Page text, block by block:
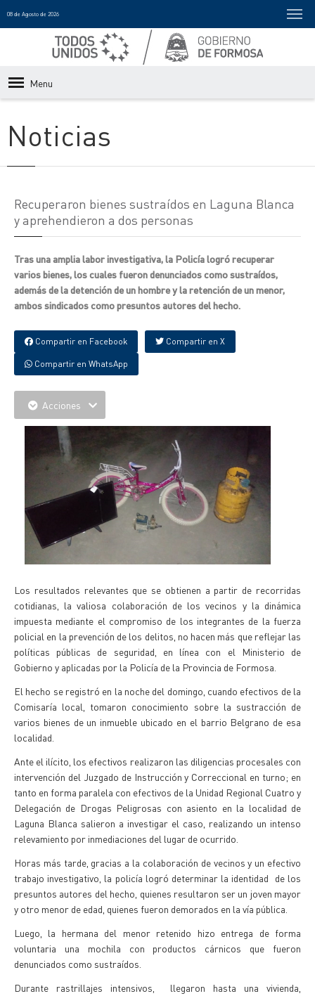
08 de Agosto de 2026
Menu
Noticias
Recuperaron bienes sustraídos en Laguna Blanca
y aprehendieron a dos personas
Tras una amplia labor investigativa, la Policía logró recuperar
varios bienes, los cuales fueron denunciados como sustraídos,
además de la detención de un hombre y la retención de un menor,
ambos sindicados como presuntos autores del hecho.
Compartir en Facebook Compartir en X
Compartir en WhatsApp
Acciones
Los resultados relevantes que se obtienen a partir de recorridas
cotidianas, la valiosa colaboración de los vecinos y la dinámica
impuesta mediante el compromiso de los integrantes de la fuerza
policial en la prevención de los delitos, no hacen más que reflejar las
políticas públicas de seguridad, en línea con el Ministerio de
Gobierno y aplicadas por la Policía de la Provincia de Formosa.
El hecho se registró en la noche del domingo, cuando efectivos de la
Comisaría local, tomaron conocimiento sobre la sustracción de
varios bienes de un inmueble ubicado en el barrio Belgrano de esa
localidad.
Ante el ilícito, los efectivos realizaron las diligencias procesales con
intervención del Juzgado de Instrucción y Correccional en turno; en
tanto en forma paralela con efectivos de la Unidad Regional Cuatro y
Delegación de Drogas Peligrosas con asiento en la localidad de
Laguna Blanca salieron a investigar el caso, realizando un intenso
relevamiento por inmediaciones del lugar de ocurrido.
Horas más tarde, gracias a la colaboración de vecinos y un efectivo
trabajo investigativo, la policía logró determinar la identidad de los
presuntos autores del hecho, quienes resultaron ser un joven mayor
y otro menor de edad, quienes fueron demorados en la vía pública.
Luego, la hermana del menor retenido hizo entrega de forma
voluntaria una mochila con productos cárnicos que fueron
denunciados como sustraídos.
Durante rastrillajes intensivos, llegaron hasta una vivienda,